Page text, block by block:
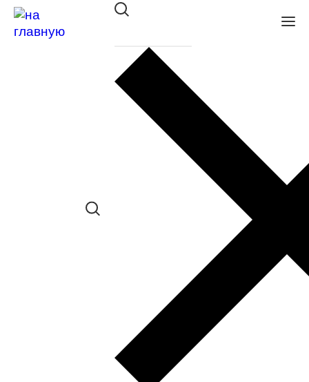
Оправа Megapolis Free Line
в наличии (Больше 5 шт.) *наличие
товара в конкретном салоне
необходимо уточнять отдельно
Заказать примерку
Закажите понравившуюся модель
в ближайший салон “Оптик-Экспресс”.
*Доступно для Республики